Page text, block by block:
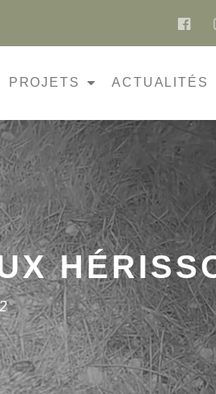
fa-
PROJETS ACTUALITÉS